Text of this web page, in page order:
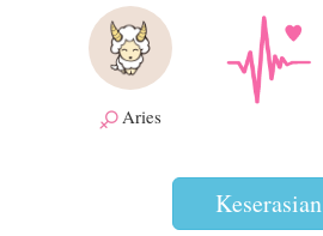
Aries
Keserasian